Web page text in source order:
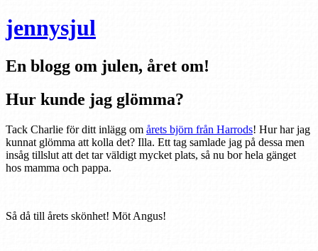
jennysjul
En blogg om julen, året om!
Hur kunde jag glömma?
Tack Charlie för ditt inlägg om årets björn från Harrods! Hur har jag
kunnat glömma att kolla det? Illa. Ett tag samlade jag på dessa men
insåg tillslut att det tar väldigt mycket plats, så nu bor hela gänget
hos mamma och pappa.
Så då till årets skönhet! Möt Angus!